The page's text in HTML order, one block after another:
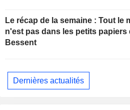
Le récap de la semaine : Tout le
n'est pas dans les petits papiers
Bessent
Dernières actualités